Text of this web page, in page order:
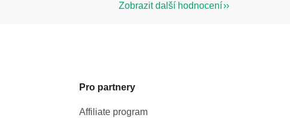
Zobrazit další hodnocení
Pro partnery
Affiliate program